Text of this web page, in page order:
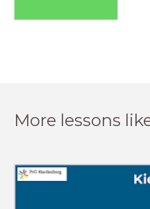
More lessons